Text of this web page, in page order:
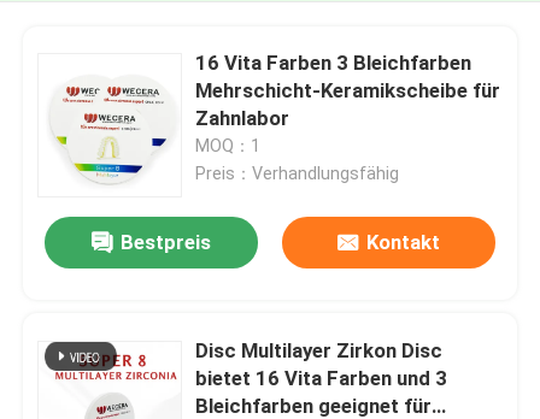
16 Vita Farben 3 Bleichfarben
Mehrschicht-Keramikscheibe für
Zahnlabor
MOQ：1
Preis：Verhandlungsfähig
Bestpreis Kontakt
Disc Multilayer Zirkon Disc
bietet 16 Vita Farben und 3
Bleichfarben geeignet für